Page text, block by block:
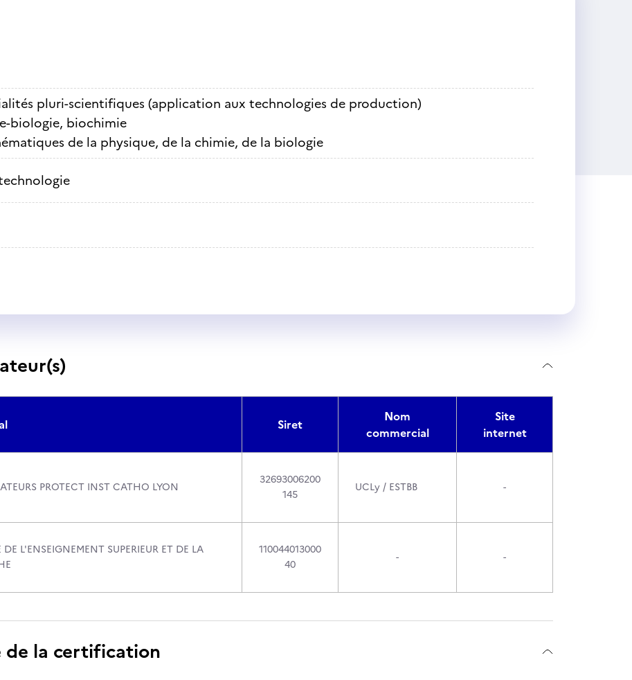
pluri-scientifiques (application aux technologies de production)
biologie, biochimie
de la physique, de la chimie, de la biologie
Siret
Nom
commercial
Site
internet
PROTECT INST CATHO LYON
32693006200
145
UCLy / ESTBB -
DE L'ENSEIGNEMENT SUPERIEUR ET DE LA
110044013000
40
- -
de la certification